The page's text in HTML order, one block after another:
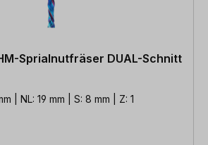
Sprialnutfräser DUAL-Schnitt
| NL: 19 mm | S: 8 mm | Z: 1